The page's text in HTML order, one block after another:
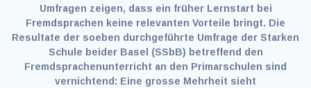
Umfragen zeigen, dass ein früher Lernstart bei
Fremdsprachen keine relevanten Vorteile bringt. Die
Resultate der soeben durchgeführte Umfrage der Starken
Schule beider Basel (SSbB) betreffend den
Fremdsprachenunterricht an den Primarschulen sind
vernichtend: Eine grosse Mehrheit sieht